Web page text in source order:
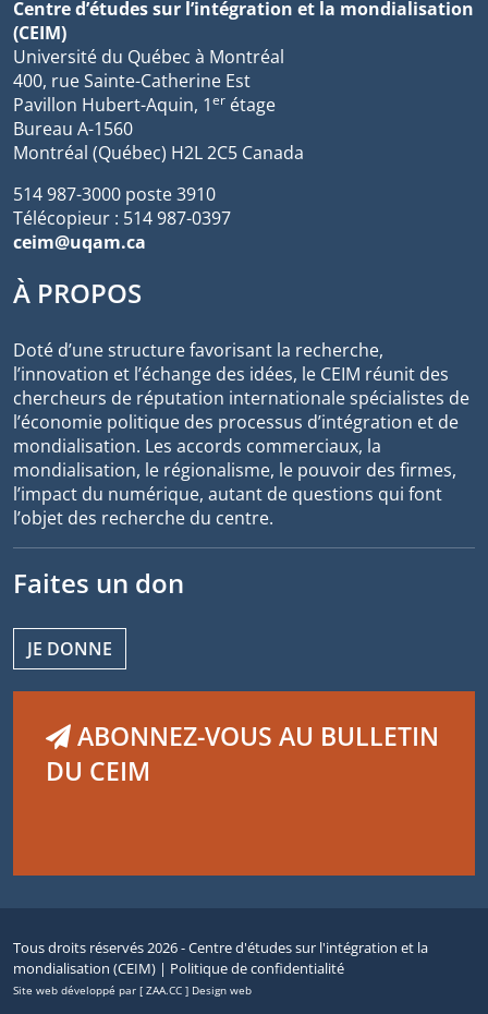
Centre d’études sur l’intégration et la mondialisation
(CEIM)
Université du Québec à Montréal
400, rue Sainte-Catherine Est
Pavillon Hubert-Aquin, 1er étage
Bureau A-1560
Montréal (Québec) H2L 2C5 Canada
514 987-3000 poste 3910
Télécopieur : 514 987-0397
ceim@uqam.ca
À PROPOS
Doté d’une structure favorisant la recherche,
l’innovation et l’échange des idées, le CEIM réunit des
chercheurs de réputation internationale spécialistes de
l’économie politique des processus d’intégration et de
mondialisation. Les accords commerciaux, la
mondialisation, le régionalisme, le pouvoir des firmes,
l’impact du numérique, autant de questions qui font
l’objet des recherche du centre.
Faites un don
JE DONNE
ABONNEZ-VOUS AU BULLETIN
DU CEIM
Tous droits réservés 2026 - Centre d'études sur l'intégration et la
mondialisation (CEIM) | Politique de confidentialité
Site web développé par [ ZAA.CC ] Design web